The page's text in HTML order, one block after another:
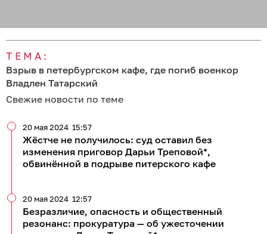
ТЕМА:
Взрыв в петербургском кафе, где погиб военкор
Владлен Татарский
Свежие новости по теме
Жёстче не получилось: суд оставил без
изменения приговор Дарьи Треповой*,
обвинённой в подрыве питерского кафе
20 мая 2024 15:57
Безразличие, опасность и общественный
резонанс: прокуратура — об ужесточении
20 мая 2024 12:57